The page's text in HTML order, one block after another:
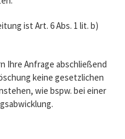
ist Art. 6 Abs. 1 lit. b)
Ihre Anfrage abschließend
keine gesetzlichen
wie bspw. bei einer